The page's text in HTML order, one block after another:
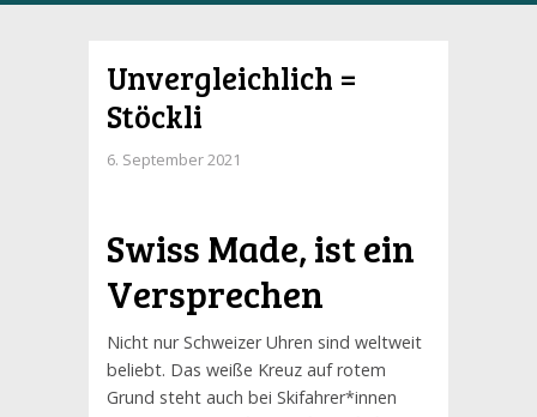
Unvergleichlich =
Stöckli
6. September 2021
Swiss Made, ist ein
Versprechen
Nicht nur Schweizer Uhren sind weltweit
beliebt. Das weiße Kreuz auf rotem
Grund steht auch bei Skifahrer*innen